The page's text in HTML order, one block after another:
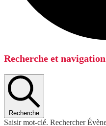
Recherche et
Recherche
Saisir mot-clé. Rechercher